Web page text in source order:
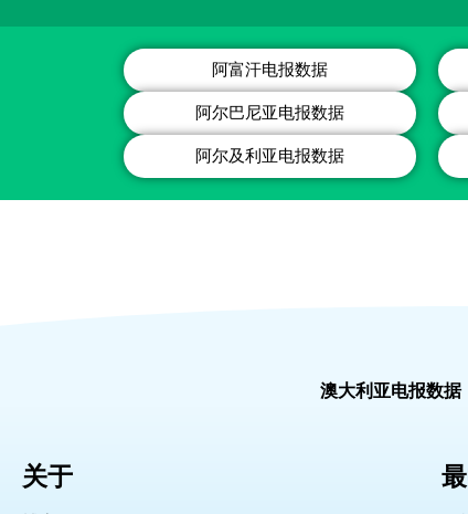
阿富汗电报数据
阿尔巴尼亚电报数据
阿尔及利亚电报数据
澳大利亚电报数据
关于